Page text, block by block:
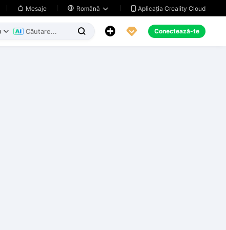
 Mesaje  Română   Aplicația Creality Cloud
    Conectează-te